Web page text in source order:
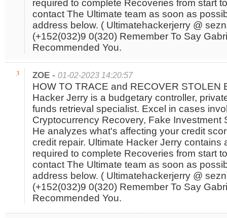
required to complete Recoveries from start
contact The Ultimate team as soon as
address below. ( Ultimatehackerjerry @
(+152(032)9 0(320) Remember To Say
Recommended You.
3 ZOE- 01-02-2023 14:20:57
HOW TO TRACE and RECOVER STOLEN
Hacker Jerry is a budgetary controller,
funds retrieval specialist. Excel in cases
Cryptocurrency Recovery, Fake Investment
He analyzes what's affecting your credit
credit repair. Ultimate Hacker Jerry contains
required to complete Recoveries from start
contact The Ultimate team as soon as
address below. ( Ultimatehackerjerry @
(+152(032)9 0(320) Remember To Say
Recommended You.